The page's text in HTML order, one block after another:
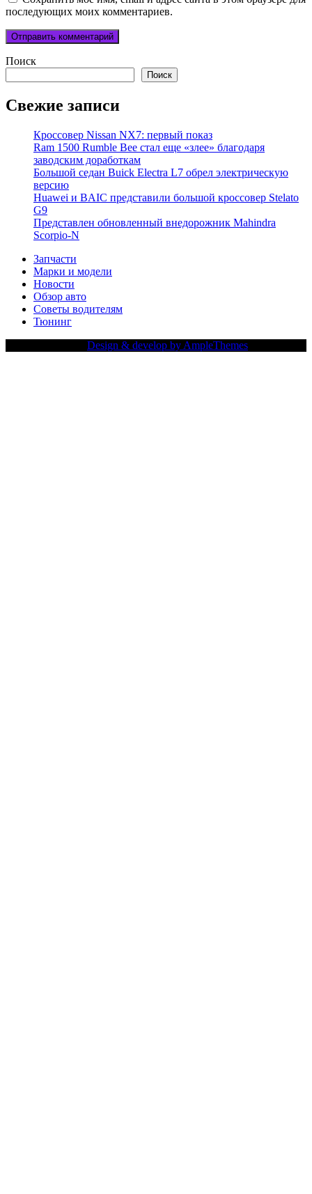
последующих моих комментариев.
Поиск
Поиск
Свежие записи
Кроссовер Nissan NX7: первый показ
Ram 1500 Rumble Bee стал еще «злее» благодаря
заводским доработкам
Большой седан Buick Electra L7 обрел электрическую
версию
Huawei и BAIC представили большой кроссовер Stelato
G9
Представлен обновленный внедорожник Mahindra
Scorpio-N
Запчасти
Марки и модели
Новости
Обзор авто
Советы водителям
Тюнинг
Design & develop by AmpleThemes